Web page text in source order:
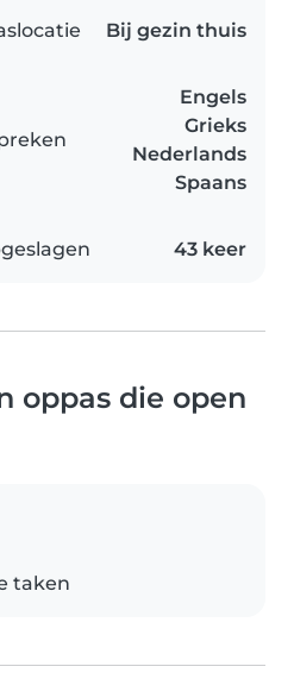
Bij gezin thuis
Engels
Grieks
Nederlands
Spaans
43 keer
oppas die open
taken